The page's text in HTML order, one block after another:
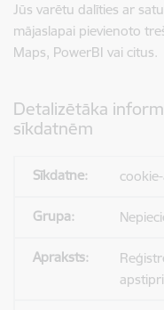
Jūs varētu dalīties ar
mājaslapai pievienoto
Maps, PowerBI vai citus.
Detalizētāka
sīkdatnēm